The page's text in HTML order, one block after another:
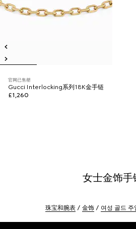
官网已售罄
Gucci Interlocking系列18K金手链
£1,260
女士金饰手
珠宝和腕表 金饰 여성 골드 주